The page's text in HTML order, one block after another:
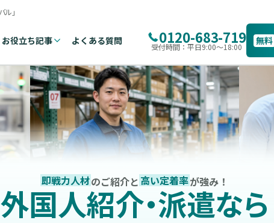
」
お役立ち記事 よくある質問 0120-683-719
受付時間：平日9:00〜18:00
無料
即戦力人材のご紹介と 高い定着率が強み！
外国人紹介・派遣なら